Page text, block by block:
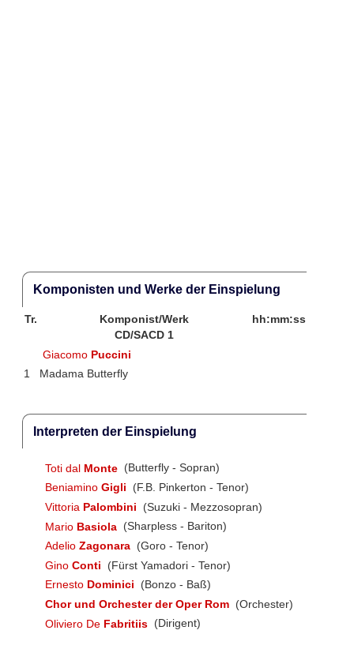
Komponisten und Werke der Einspielung
Tr. Komponist/Werk
hh:mm:ss
CD/SACD 1
Giacomo Puccini
1
Madama Butterfly
Interpreten der Einspielung
Toti dal Monte (Butterfly - Sopran)
Beniamino Gigli
(F.B. Pinkerton - Tenor)
Vittoria Palombini
(Suzuki - Mezzosopran)
Mario Basiola (Sharpless - Bariton)
Adelio Zagonara (Goro - Tenor)
Gino Conti
(Fürst Yamadori - Tenor)
Ernesto Dominici
(Bonzo - Baß)
Chor und Orchester der Oper Rom (Orchester)
Oliviero De Fabritiis (Dirigent)